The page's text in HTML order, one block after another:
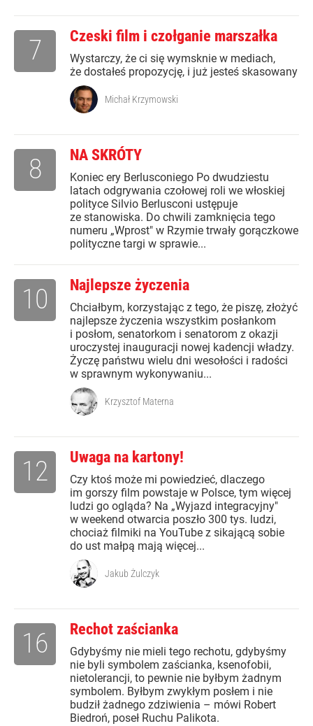
Czeski film i czołganie marszałka
Wystarczy, że ci się wymsknie w mediach,
że dostałeś propozycję, i już jesteś skasowany
7
Michał Krzymowski
NA SKRÓTY
Koniec ery Berlusconiego Po dwudziestu
latach odgrywania czołowej roli we włoskiej
polityce Silvio Berlusconi ustępuje
ze stanowiska. Do chwili zamknięcia tego
numeru „Wprost" w Rzymie trwały gorączkowe
polityczne targi w sprawie...
8
Najlepsze życzenia
Chciałbym, korzystając z tego, że piszę, złożyć
najlepsze życzenia wszystkim posłankom
i posłom, senatorkom i senatorom z okazji
uroczystej inauguracji nowej kadencji władzy.
Życzę państwu wielu dni wesołości i radości
w sprawnym wykonywaniu...
10
Krzysztof Materna
Uwaga na kartony!
Czy ktoś może mi powiedzieć, dlaczego
im gorszy film powstaje w Polsce, tym więcej
ludzi go ogląda? Na „Wyjazd integracyjny"
w weekend otwarcia poszło 300 tys. ludzi,
chociaż filmiki na YouTube z sikającą sobie
do ust małpą mają więcej...
12
Jakub Żulczyk
Rechot zaścianka
Gdybyśmy nie mieli tego rechotu, gdybyśmy
nie byli symbolem zaścianka, ksenofobii,
nietolerancji, to pewnie nie byłbym żadnym
symbolem. Byłbym zwykłym posłem i nie
budził żadnego zdziwienia – mówi Robert
Biedroń, poseł Ruchu Palikota.
16